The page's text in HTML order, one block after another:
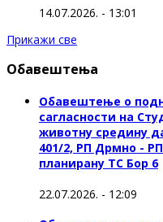
14.07.2026. - 13:01
Прикажи све
Обавештења
Обавештење о
сагласности на
животну средину
401/2, РП Дрмно -
планирану ТС Бор 6
22.07.2026. - 12:09